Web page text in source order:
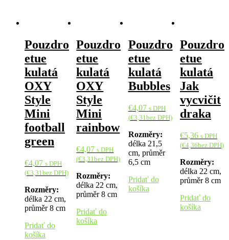
Pouzdro
etue
kulatá
OXY
Style
Mini
football
green
€4,07 s DPH
(€3,31bez DPH)
Rozměry:
délka 22 cm,
průměr 8 cm
Pridať do
košíka
Pouzdro
etue
kulatá
OXY
Style
Mini
rainbow
€4,07 s DPH
(€3,31bez DPH)
Rozměry:
délka 22 cm,
průměr 8 cm
Pridať do
košíka
Pouzdro
etue
kulatá
Bubbles
€4,07 s DPH
(€3,31bez DPH)
Rozměry:
délka 21,5
cm, průměr
6,5 cm
Pridať do
košíka
Pouzdro
etue
kulatá
Jak
vycvičit
draka
€5,36 s DPH
(€4,36bez DPH)
Rozměry:
délka 22 cm,
průměr 8 cm
Pridať do
košíka